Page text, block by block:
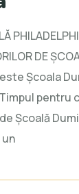
DE
Școala
pentru
Școală